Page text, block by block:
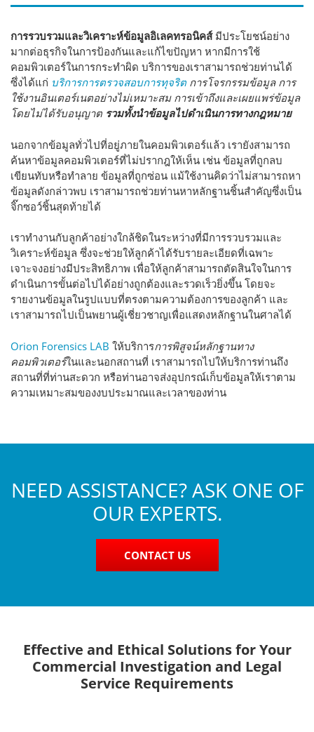
การรวบรวมและวิเคราะห์ข้อมูลอิเลคทรอนิคส์มีประโยชน์อย่าง
มากต่อธุรกิจในการป้องกันและแก้ไขปัญหา หากมีการใช้
คอมพิวเตอร์ในการกระทำผิด บริการของเราสามารถช่วยท่านได้
ซึ่งได้แก่ บริการการตรวจสอบการทุจริต การโจรกรรมข้อมูล การ
ใช้งานอินเตอร์เนตอย่างไม่เหมาะสม การเข้าถึงและเผยแพร่ข้อมูล
โดยไม่ได้รับอนุญาต รวมทั้งนำข้อมูลไปดำเนินการทางกฎหมาย
นอกจากข้อมูลทั่วไปที่อยู่ภายในคอมพิวเตอร์แล้ว เรายังสามารถ
ค้นหาข้อมูลคอมพิวเตอร์ที่ไม่ปรากฎให้เห็น เช่น ข้อมูลที่ถูกลบ
เขียนทับหรือทำลาย ข้อมูลที่ถูกซ่อน แม้ใช้งานคิดว่าไม่สามารถหา
ข้อมูลดังกล่าวพบ เราสามารถช่วยท่านหาหลักฐานชิ้นสำคัญซึ่งเป็น
จิ๊กซอว์ชิ้นสุดท้ายได้
เราทำงานกับลูกค้าอย่างใกล้ชิดในระหว่างที่มีการรวบรวมและ
วิเคราะห์ข้อมูล ซึ่งจะช่วยให้ลูกค้าได้รับรายละเอียดที่เฉพาะ
เจาะจงอย่างมีประสิทธิภาพ เพื่อให้ลูกค้าสามารถตัดสินใจในการ
ดำเนินการขั้นต่อไปได้อย่างถูกต้องและรวดเร็วยิ่งขึ้น โดยจะ
รายงานข้อมูลในรูปแบบที่ตรงตามความต้องการของลูกค้า และ
เราสามารถไปเป็นพยานผู้เชี่ยวชาญเพื่อแสดงหลักฐานในศาลได้
Orion Forensics LAB ให้บริการการพิสูจน์หลักฐานทาง
คอมพิวเตอร์ในและนอกสถานที่ เราสามารถไปให้บริการท่านถึง
สถานที่ที่ท่านสะดวก หรือท่านอาจส่งอุปกรณ์เก็บข้อมูลให้เราตาม
ความเหมาะสมของงบประมาณและเวลาของท่าน
NEED ASSISTANCE? ASK ONE OF
OUR EXPERTS.
CONTACT US
Effective and Ethical Solutions for Your
Commercial Investigation and Legal
Service Requirements